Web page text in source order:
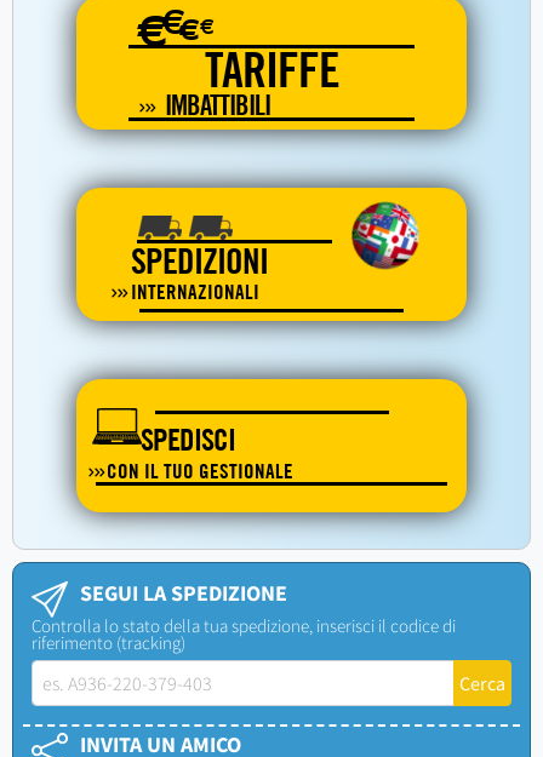
€€€€
TARIFFE
IMBATTIBILI
SPEDIZIONI
INTERNAZIONALI
SPEDISCI
CON IL TUO GESTIONALE
SEGUI LA SPEDIZIONE
Controlla lo stato della tua spedizione, inserisci il codice di
riferimento (tracking)
INVITA UN AMICO